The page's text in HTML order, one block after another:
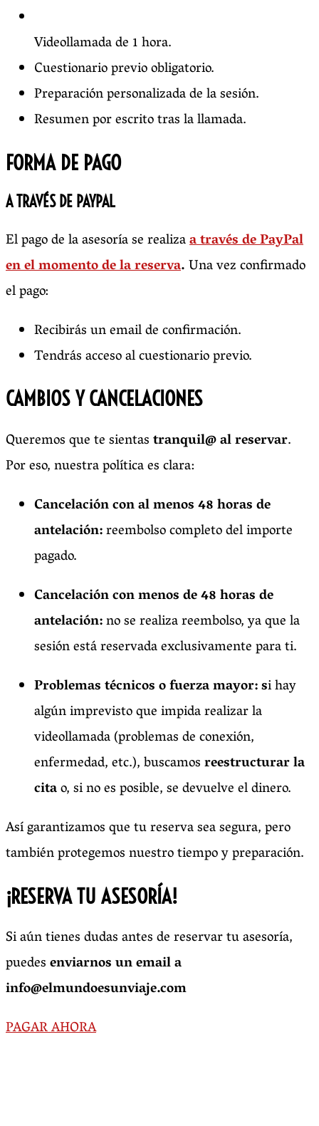
Videollamada de 1 hora.
Cuestionario previo obligatorio.
Preparación personalizada de la sesión.
Resumen por escrito tras la llamada.
FORMA DE PAGO
A TRAVÉS DE PAYPAL
El pago de la asesoría se realizaa través de PayPal
en el momento de la reserva.Una vez confirmado
el pago:
Recibirás un email de confirmación.
Tendrás acceso al cuestionario previo.
CAMBIOS Y CANCELACIONES
Queremos que te sientastranquil@ al reservar.
Por eso, nuestra política es clara:
Cancelación con al menos 48 horas de
antelación:reembolso completo del importe
pagado.
Cancelación con menos de 48 horas de
antelación:no se realiza reembolso, ya que la
sesión está reservada exclusivamente para ti.
Problemas técnicos o fuerza mayor: si hay
algún imprevisto que impida realizar la
videollamada (problemas de conexión,
enfermedad, etc.), buscamosreestructurar la
citao, si no es posible, se devuelve el dinero.
Así garantizamos que tu reserva sea segura, pero
también protegemos nuestro tiempo y preparación.
¡RESERVA TU ASESORÍA!
Si aún tienes dudas antes de reservar tu asesoría,
puedesenviarnos un email a
info@elmundoesunviaje.com
PAGAR AHORA